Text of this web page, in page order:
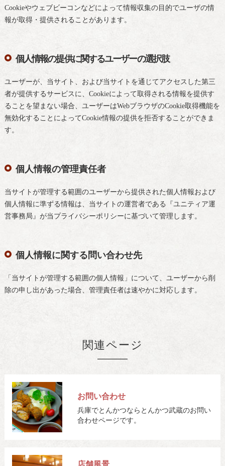
Cookieやウェブビーコンなどによって情報収集の目的でユーザの情
報が取得・提供されることがあります。
個人情報の提供に関するユーザーの選択肢
ユーザーが、当サイト、および当サイトを通じてアクセスした第三
者が提供するサービスに、Cookieによって取得される情報を提供す
ることを望まない場合、ユーザーはWebブラウザのCookie取得機能を
無効化することによってCookie情報の提供を拒否することができま
す。
個人情報の管理責任者
当サイトが管理する範囲のユーザーから提供された個人情報および
個人情報に準ずる情報は、当サイトの運営者である『ユニティア運
営事務局』が当プライバシーポリシーに基づいて管理します。
個人情報に関する問い合わせ先
「当サイトが管理する範囲の個人情報」について、ユーザーから削
除の申し出があった場合、管理責任者は速やかに対応します。
関連ページ
お問い合わせ
兵庫でとんかつならとんかつ武蔵のお問い
合わせページです。
店舗風景